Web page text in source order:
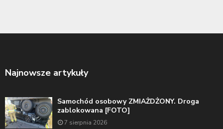
Najnowsze artykuły
Samochód osobowy ZMIAŻDŻONY. Droga
zablokowana [FOTO]
7 sierpnia 2026